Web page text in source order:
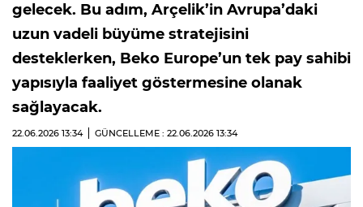
gelecek. Bu adım, Arçelik’in Avrupa’daki
uzun vadeli büyüme stratejisini
desteklerken, Beko Europe’un tek pay sahibi
yapısıyla faaliyet göstermesine olanak
sağlayacak.
22.06.2026 13:34 GÜNCELLEME : 22.06.2026 13:34